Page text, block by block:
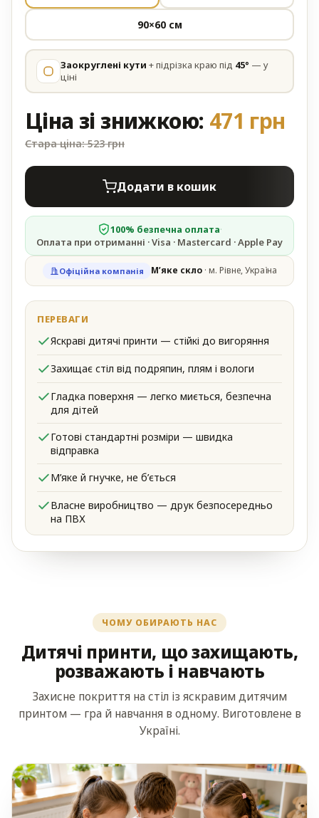
Яскраві дитячі принти — стійкі до вигоряння
Захищає стіл від подряпин, плям і вологи
Гладка поверхня — легко миється, безпечна
для дітей
Готові стандартні розміри — швидка
відправка
М’яке й гнучке, не б’ється
Власне виробництво — друк безпосередньо
на ПВХ
90×60 см
Заокруглені кути + підрізка краю під 45° — у
ціні
Ціна зі знижкою: 471 грн
Стара ціна: 523 грн
Додати в кошик
100% безпечна оплата·
Оплата при отриманні · Visa · Mastercard · Apple Pay
Офіційна компанія М’яке скло· м. Рівне, Україна
ЧОМУ ОБИРАЮТЬ НАС
Дитячі принти, що захищають,
розважають і навчають
Захисне покриття на стіл із яскравим дитячим
принтом — гра й навчання в одному. Виготовлене в
Україні.